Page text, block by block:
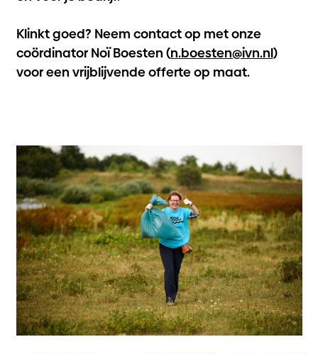
Klinkt goed? Neem contact op met onze
coördinator Noï Boesten (n.boesten@ivn.nl)
voor een vrijblijvende offerte op maat.